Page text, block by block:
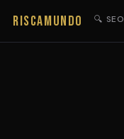
RISCAMUNDO 🔍 SEO